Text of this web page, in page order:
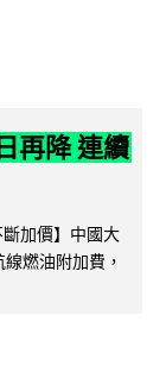
再降 連續
斷加價】中國大
燃油附加費，